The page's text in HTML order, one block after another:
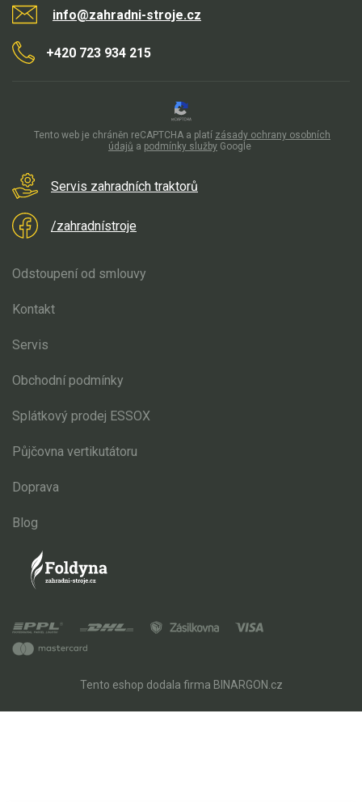
info@zahradni-stroje.cz
+420 723 934 215
Servis zahradních traktorů
/zahradnístroje
Odstoupení od smlouvy
Kontakt
Servis
Obchodní podmínky
Splátkový prodej ESSOX
Půjčovna vertikutátoru
Doprava
Blog
Tento eshop dodala firma BINARGON.cz
Tento web je chráněn reCAPTCHA a platí zásady ochrany osobních
údajů a podmínky služby Google